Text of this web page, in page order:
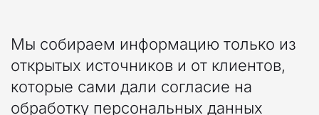
Мы собираем информацию только из
открытых источников и от клиентов,
которые сами дали согласие на
обработку персональных данных